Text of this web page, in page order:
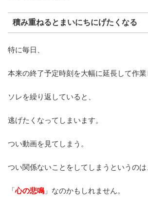
積み重ねるとまいにちにげたくなる
特に毎日、
本来の終了予定時刻を大幅に延長して作業
ソレを繰り返していると、
逃げたくなってしまいます。
つい動画を見てしまう。
つい関係ないことをしてしまうというのは
「心の悲鳴 」なのかもしれません。